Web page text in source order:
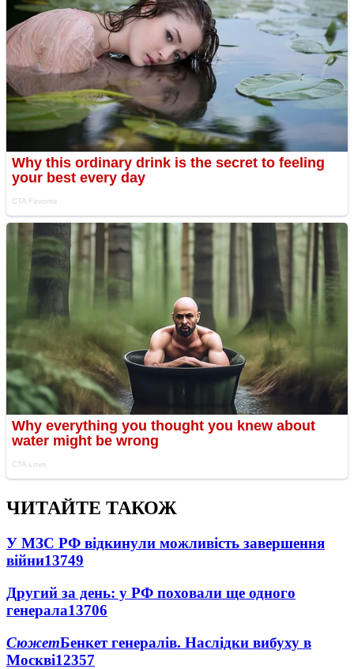
ЧИТАЙТЕ ТАКОЖ
У МЗС РФ відкинули можливість завершення
війни13749
Другий за день: у РФ поховали ще одного
генерала13706
СюжетБенкет генералів. Наслідки вибуху в
Москві12357